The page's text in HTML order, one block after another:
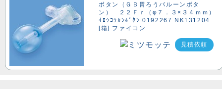
ボタン（ＧＢ胃ろうバルーンボタ
ン） ２２Ｆｒ（φ７．３×３４ｍｍ）
ｲﾛｳｺｳｶﾝﾎﾞﾀﾝ 0192267 NK131204
[箱] ファイコン
見積依頼